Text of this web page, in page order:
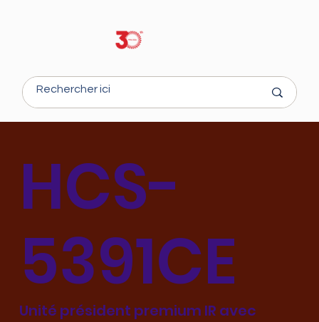
HCS-
5391CE
Unité président premium IR avec